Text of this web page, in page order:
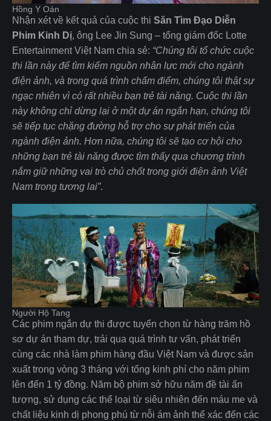
Hồng Y Oán
Nhận xét về kết quả của cuộc thi Săn Tìm Đạo Diễn
Phim Kinh Dị, ông Lee Jin Sung – tổng giám đốc Lotte
Entertainment Việt Nam chia sẻ: “Chúng tôi tổ chức cuộc
thi lần này để tìm kiếm nguồn nhân lực mới cho ngành
điện ảnh, và trong quá trình chấm điểm, chúng tôi thật sự
ngạc nhiên vì có rất nhiều bạn trẻ tài năng. Cuộc thi lần
này không chỉ dừng lại ở một dự án ngắn hạn, chúng tôi
sẽ tiếp tục chặng đường hỗ trợ cho sự phát triển của
ngành điện ảnh. Hơn nữa, chúng tôi sẽ tạo cơ hội cho
những bạn trẻ tài năng được tìm thấy qua chương trình
nắm giữ những vai trò chủ chốt trong giới điện ảnh Việt
Nam trong tương lai”.
Người Hộ Tang
Các phim ngắn dự thi được tuyển chọn từ hàng trăm hồ
sơ dự án tham dự, trải qua quá trình tư vấn, phát triển
cùng các nhà làm phim hàng đầu Việt Nam và được sản
xuất trong vòng 3 tháng với tổng kinh phí cho năm phim
lên đến 1 tỷ đồng. Năm bộ phim sở hữu năm đề tài ấn
tượng, sử dụng các thể loại từ siêu nhiên đến máu me và
chất liệu kinh dị phong phú từ nỗi ám ảnh thể xác đến các